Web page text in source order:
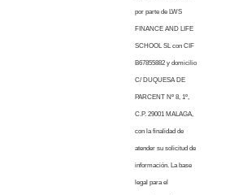
por parte de LWS
FINANCE AND LIFE
SCHOOL SL con CIF
B67855882 y domicilio
C/ DUQUESA DE
PARCENT Nº 8, 1º,
C.P. 29001 MALAGA,
con la finalidad de
atender su solicitud de
información. La base
legal para el